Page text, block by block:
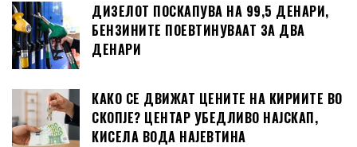
ДИЗЕЛОТ ПОСКАПУВА НА 99,5 ДЕНАРИ,
БЕНЗИНИТЕ ПОЕВТИНУВААТ ЗА ДВА
ДЕНАРИ
КАКО СЕ ДВИЖАТ ЦЕНИТЕ НА КИРИИТЕ ВО
СКОПЈЕ? ЦЕНТАР УБЕДЛИВО НАЈСКАП,
КИСЕЛА ВОДА НАЈЕВТИНА